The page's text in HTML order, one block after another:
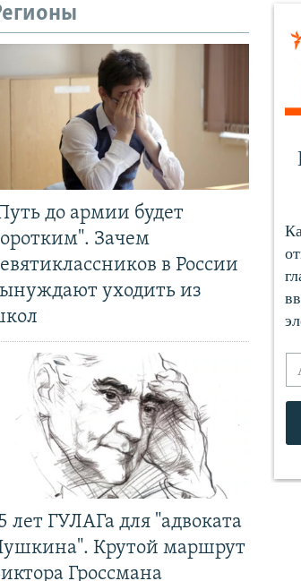
до армии будет
Зачем
в России
уходить из
лет ГУЛАГа для "адвоката
Крутой маршрут
Гроссмана